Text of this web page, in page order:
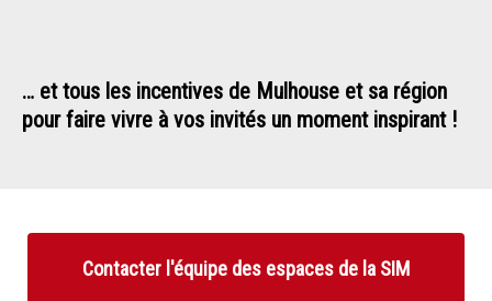
… et tous les incentives de Mulhouse et sa région
pour faire vivre à vos invités un moment inspirant !
Contacter l'équipe des espaces de la SIM